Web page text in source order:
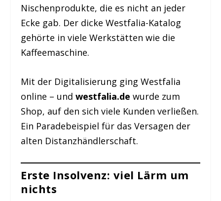
Nischenprodukte, die es nicht an jeder
Ecke gab. Der dicke Westfalia-Katalog
gehörte in viele Werkstätten wie die
Kaffeemaschine.
Mit der Digitalisierung ging Westfalia
online – undwestfalia.de wurde zum
Shop, auf den sich viele Kunden verließen.
Ein Paradebeispiel für das Versagen der
alten Distanzhändlerschaft.
Erste Insolvenz: viel Lärm um
nichts